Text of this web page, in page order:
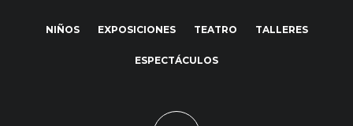
NIÑOS EXPOSICIONES TEATRO TALLERES
ESPECTÁCULOS